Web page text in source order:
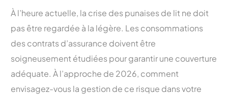
À l’heure actuelle, la crise des punaises de lit ne doit
pas être regardée à la légère. Les consommations
des contrats d’assurance doivent être
soigneusement étudiées pour garantir une couverture
adéquate. À l’approche de 2026, comment
envisagez-vous la gestion de ce risque dans votre